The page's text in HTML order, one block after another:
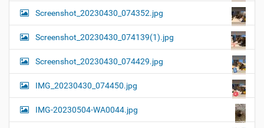
Screenshot_20230430_074352.jpg
Screenshot_20230430_074139(1).jpg
Screenshot_20230430_074429.jpg
IMG_20230430_074450.jpg
IMG-20230504-WA0044.jpg